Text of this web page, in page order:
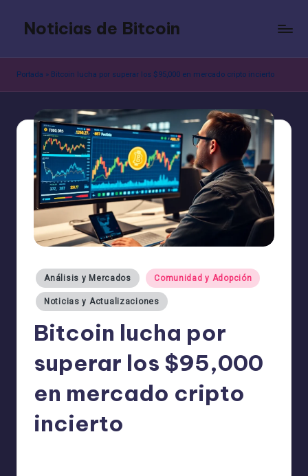
contenido
Noticias de Bitcoin
Portada » Bitcoin lucha por superar los $95,000 en mercado cripto incierto
Publicado
en
Análisis y Mercados Comunidad y Adopción
Noticias y Actualizaciones
Bitcoin lucha por
superar los $95,000
en mercado cripto
incierto